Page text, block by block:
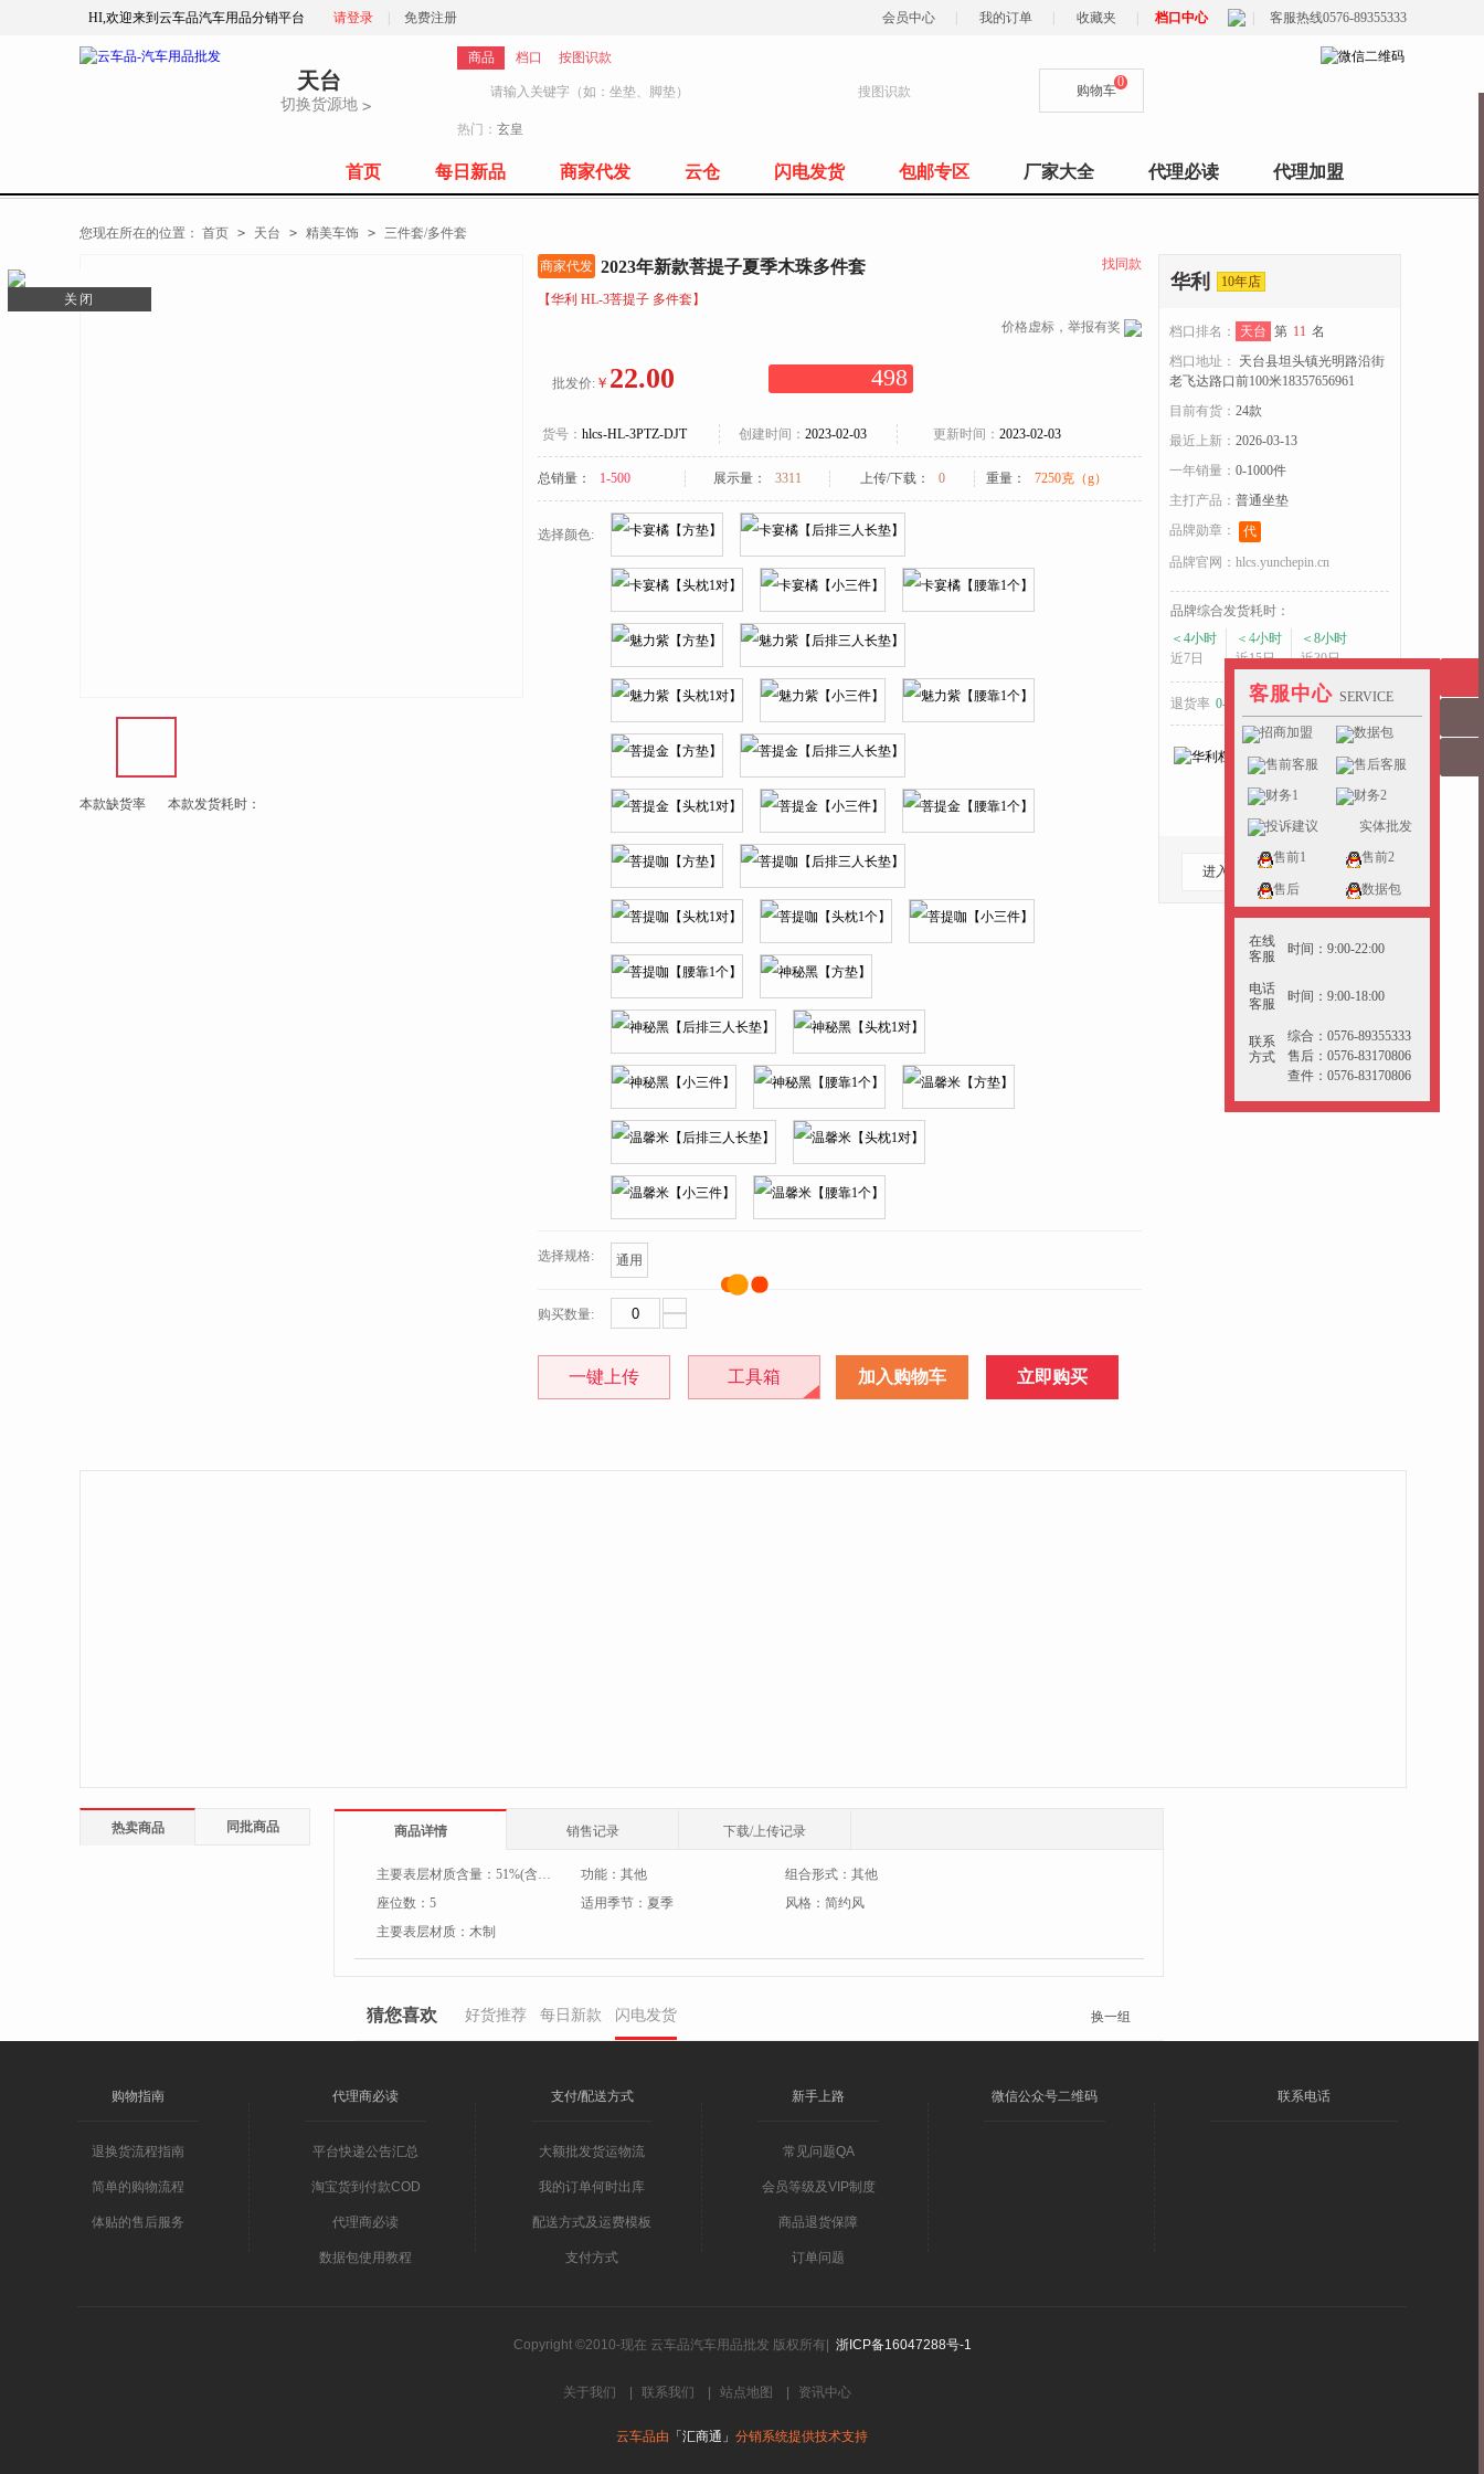
HI,欢迎来到云车品汽车用品分销平台 请登录 免费注册 会员中心 我的订单 收藏夹 档口中心 客服热线0576-89355333
天台
切换货源地 >
商品 档口 按图识款
搜图识款
热门： 玄皇
购物车
0
首页 每日新品 商家代发 云仓 闪电发货 包邮专区 厂家大全 代理必读 代理加盟
您现在所在的位置： 首页 > 天台 > 精美车饰 > 三件套/多件套
本款缺货率 本款发货耗时：
商家代发 2023年新款菩提子夏季木珠多件套 找同款
【华利 HL-3菩提子 多件套】
价格虚标，举报有奖
批发价:￥ 22.00 498
货号： hlcs-HL-3PTZ-DJT 创建时间： 2023-02-03 更新时间： 2023-02-03
总销量： 1-500 展示量： 3311 上传/下载： 0 重量： 7250克（g）
选择颜色:
选择规格: 通用
购买数量:
一键上传 工具箱 加入购物车 立即购买
华利 10年店
档口排名： 天台 第 11 名
档口地址：
天台县坦头镇光明路沿街
老飞达路口前100米18357656961
目前有货： 24款
最近上新： 2026-03-13
一年销量： 0-1000件
主打产品： 普通坐垫
品牌勋章：
代
品牌官网： hlcs.yunchepin.cn
品牌综合发货耗时：
＜4小时
近7日
＜4小时
近15日
＜8小时
近30日
退货率 0-5% 好于 33% 的同行
进入档口 收藏档口
热卖商品 同批商品 商品详情 销售记录 下载/上传记录
主要表层材质含量： 51%(含)-60%(含) 功能： 其他 组合形式： 其他
座位数： 5 适用季节： 夏季 风格： 简约风
主要表层材质： 木制
猜您喜欢 好货推荐 每日新款 闪电发货 换一组
购物指南
退换货流程指南
简单的购物流程
体贴的售后服务
代理商必读
平台快递公告汇总
淘宝货到付款COD
代理商必读
数据包使用教程
支付/配送方式
大额批发货运物流
我的订单何时出库
配送方式及运费模板
支付方式
新手上路
常见问题QA
会员等级及VIP制度
商品退货保障
订单问题
微信公众号二维码 联系电话
Copyright ©2010-现在 云车品汽车用品批发 版权所有| 浙ICP备16047288号-1
关于我们 联系我们 站点地图 资讯中心
云车品由 「汇商通」 分销系统提供技术支持
关闭
客服中心 SERVICE
招商加盟 数据包
售前客服 售后客服
财务1 财务2
投诉建议 实体批发
售前1 售前2
售后 数据包
在线
客服
时间：9:00-22:00
电话
客服
时间：9:00-18:00
联系
方式
综合：0576-89355333
售后：0576-83170806
查件：0576-83170806
收起>>